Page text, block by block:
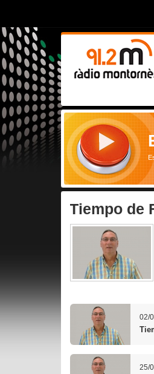
Tiempo de
02/
25/